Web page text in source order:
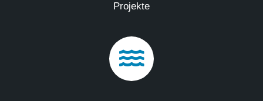
Projekte